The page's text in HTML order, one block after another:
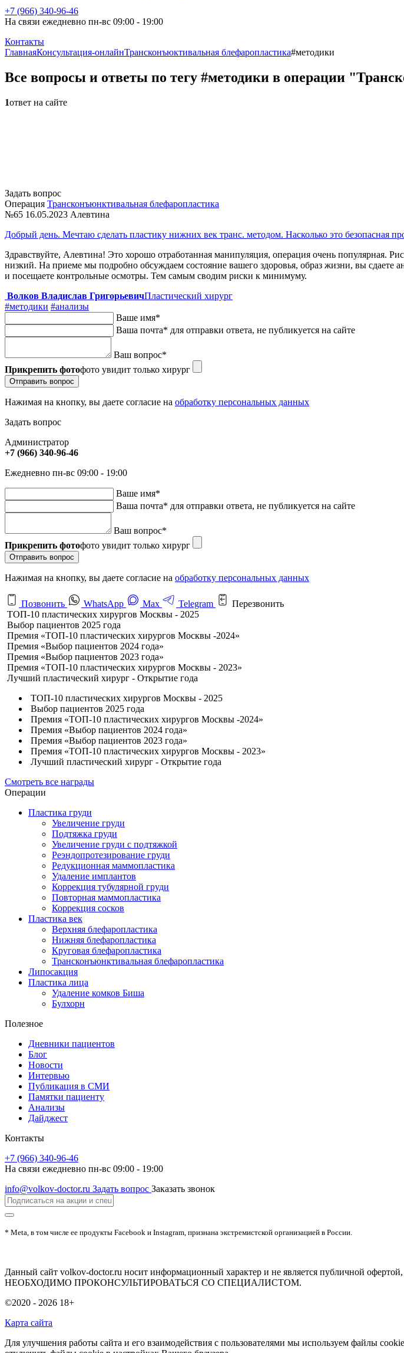
+7 (966) 340-96-46
На связи ежедневно пн-вс 09:00 - 19:00
Контакты
ГлавнаяКонсультация-онлайнТрансконъюктивальная блефаропластика#методики
Все вопросы и ответы по тегу #методики в операции
1ответ на сайте
Задать вопрос
Операция Трансконъюнктивальная блефаропластика
№65 16.05.2023 Алевтина
Добрый день. Мечтаю сделать пластику нижних век транс. методом. Насколько это безопасная
Здравствуйте, Алевтина! Это хорошо отработанная манипуляция, операция очень популярная.
низкий. На приеме мы подробно обсуждаем состояние вашего здоровья, образ жизни, вы сдаете
и посещаете контрольные осмотры. Тем самым сводим риски к минимуму.
Волков Владислав ГригорьевичПластический хирург
#методики #анализы
Ваше имя*
Ваша почта* для отправки ответа, не публикуется на сайте
Ваш вопрос*
Прикрепить фотофото увидит только хирург
Отправить вопрос
Нажимая на кнопку, вы даете согласие на обработку персональных данных
Задать вопрос
Администратор
+7 (966) 340-96-46
Ежедневно пн-вс 09:00 - 19:00
Ваше имя*
Ваша почта* для отправки ответа, не публикуется на сайте
Ваш вопрос*
Прикрепить фотофото увидит только хирург
Отправить вопрос
Нажимая на кнопку, вы даете согласие на обработку персональных данных
Позвонить WhatsApp Max Telegram
Перезвонить
ТОП-10 пластических хирургов Москвы - 2025
Выбор пациентов 2025 года
Премия «ТОП-10 пластических хирургов Москвы -2024»
Премия «Выбор пациентов 2024 года»
Премия «Выбор пациентов 2023 года»
Премия «ТОП-10 пластических хирургов Москвы - 2023»
Лучший пластический хирург - Открытие года
ТОП-10 пластических хирургов Москвы - 2025
Выбор пациентов 2025 года
Премия «ТОП-10 пластических хирургов Москвы -2024»
Премия «Выбор пациентов 2024 года»
Премия «Выбор пациентов 2023 года»
Премия «ТОП-10 пластических хирургов Москвы - 2023»
Лучший пластический хирург - Открытие года
Смотреть все награды
Операции
Пластика груди
Увеличение груди
Подтяжка груди
Увеличение груди с подтяжкой
Реэндопротезирование груди
Редукционная маммопластика
Удаление имплантов
Коррекция тубулярной груди
Повторная маммопластика
Коррекция сосков
Пластика век
Верхняя блефаропластика
Нижняя блефаропластика
Круговая блефаропластика
Трансконъюнктивальная блефаропластика
Липосакция
Пластика лица
Удаление комков Биша
Булхорн
Полезное
Дневники пациентов
Блог
Новости
Интервью
Публикация в СМИ
Памятки пациенту
Анализы
Дайджест
Контакты
+7 (966) 340-96-46
На связи ежедневно пн-вс 09:00 - 19:00
info@volkov-doctor.ru Задать вопрос Заказать звонок
* Meta, в том числе ее продукты Facebook и Instagram, признана экстремистской организацией в России.
Данный сайт volkov-doctor.ru носит информационный характер и не является публичной
НЕОБХОДИМО ПРОКОНСУЛЬТИРОВАТЬСЯ СО СПЕЦИАЛИСТОМ.
©2020 - 2026 18+
Карта сайта
Для улучшения работы сайта и его взаимодействия с пользователями мы используем файлы